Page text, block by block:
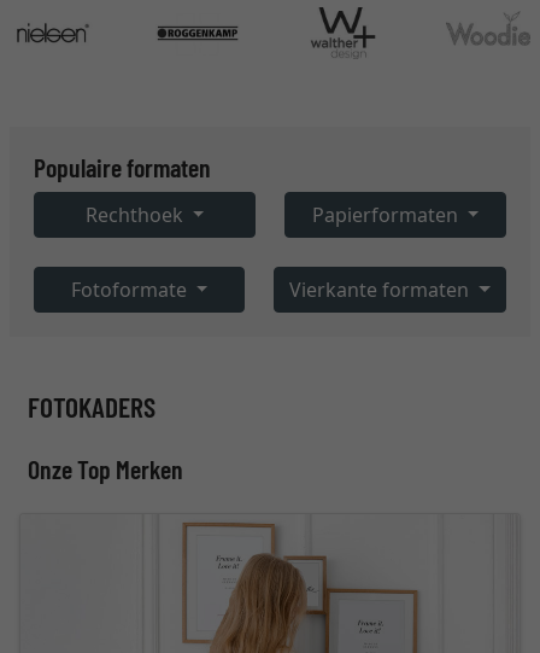
Populaire formaten
Rechthoek Papierformaten
Fotoformate Vierkante formaten
FOTOKADERS
Onze Top Merken